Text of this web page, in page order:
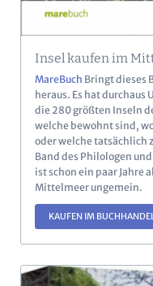
Insel kaufen im
MareBuch Bringt dieses
heraus. Es hat
die 280 größten Inseln
welche bewohnt sind,
oder welche tatsächlich
Band des Philologen
ist schon ein paar Jahre
Mittelmeer ungemein.
KAUFEN IM